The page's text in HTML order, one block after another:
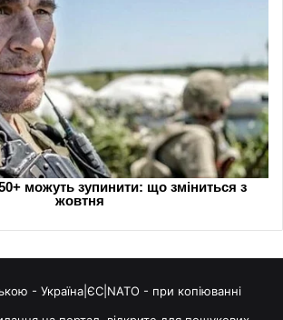
- Україна|ЄС|NATO - при копіюванні